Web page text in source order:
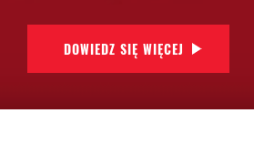
DOWIEDZ SIĘ WIĘCEJ